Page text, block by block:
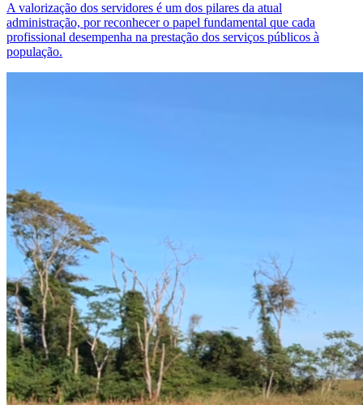
A valorização dos servidores é um dos pilares da atual
administração, por reconhecer o papel fundamental que cada
profissional desempenha na prestação dos serviços públicos à
população.